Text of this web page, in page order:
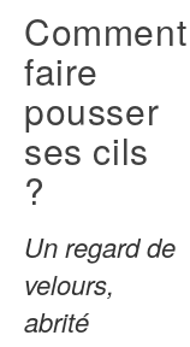
Comment
faire
pousser
ses cils
?
Un regard de
velours,
abrité